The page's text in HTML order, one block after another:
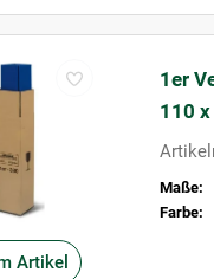
Artikel
1er
110
Maße:
Farbe: